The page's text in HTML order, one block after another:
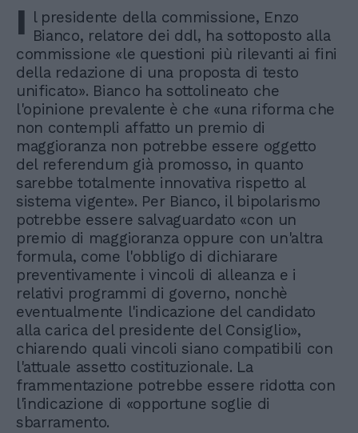
I l presidente della commissione, Enzo
Bianco, relatore dei ddl, ha sottoposto alla
commissione «le questioni più rilevanti ai fini
della redazione di una proposta di testo
unificato». Bianco ha sottolineato che
l'opinione prevalente è che «una riforma che
non contempli affatto un premio di
maggioranza non potrebbe essere oggetto
del referendum già promosso, in quanto
sarebbe totalmente innovativa rispetto al
sistema vigente». Per Bianco, il bipolarismo
potrebbe essere salvaguardato «con un
premio di maggioranza oppure con un'altra
formula, come l'obbligo di dichiarare
preventivamente i vincoli di alleanza e i
relativi programmi di governo, nonchè
eventualmente l'indicazione del candidato
alla carica del presidente del Consiglio»,
chiarendo quali vincoli siano compatibili con
l'attuale assetto costituzionale. La
frammentazione potrebbe essere ridotta con
l'indicazione di «opportune soglie di
sbarramento.